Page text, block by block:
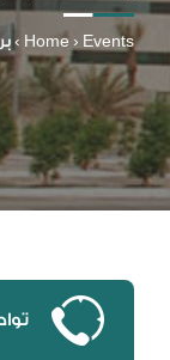
نظام
MYLMS
نظام
إدارة
MYHRM
EMAIL
Home › Events
›